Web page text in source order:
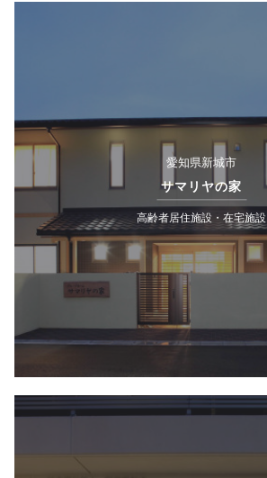
愛知県新城市
サマリヤの家
高齢者居住施設・在宅施設